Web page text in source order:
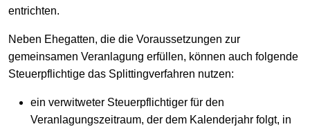
entrichten.
Neben Ehegatten, die die Voraussetzungen zur
gemeinsamen Veranlagung erfüllen, können auch folgende
Steuerpflichtige das Splittingverfahren nutzen:
ein verwitweter Steuerpflichtiger für den
Veranlagungszeitraum, der dem Kalenderjahr folgt, in